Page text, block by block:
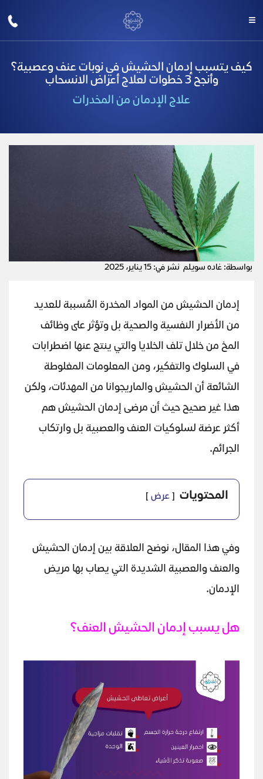
كيف يتسبب إدمان الحشيش في نوبات عنف وعصبية؟
وأنجح 3 خطوات لعلاج أعراض الانسحاب
علاج الإدمان من المخدرات
بواسطة: غاده سويلم نشر في: 15 يناير، 2025
إدمان الحشيش من المواد المخدرة المُسببة للعديد
من الأضرار النفسية والصحية بل وتؤثر على وظائف
المخ من خلال تلف الخلايا والتي ينتج عنها اضطرابات
في السلوك والتفكير، ومن المعلومات المغلوطة
الشائعة أن الحشيش والماريجوانا من المهدئات، ولكن
هذا غير صحيح حيث أن مرضى إدمان الحشيش هم
أكثر عرضة لسلوكيات العنف والعصبية بل وارتكاب
الجرائم.
المحتويات عرض
وفي هذا المقال، نوضح العلاقة بين إدمان الحشيش
والعنف والعصبية الشديدة التي يصاب بها مريض
الإدمان.
هل يسبب إدمان الحشيش العنف؟